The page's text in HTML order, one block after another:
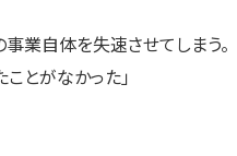
業自体を失速させてしまう。
とがなかった」